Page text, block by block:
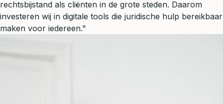
rechtsbijstand als cliënten in de grote steden. Daarom
investeren wij in digitale tools die juridische hulp bereikbaar
maken voor iedereen."